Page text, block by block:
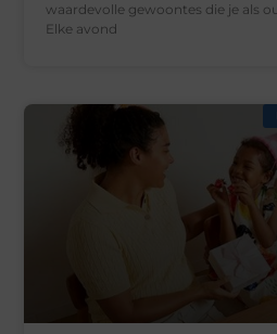
waardevolle gewoontes die je als
Elke avond